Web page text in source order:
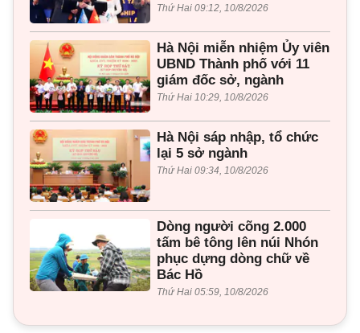
Thứ Hai 09:12, 10/8/2026
Hà Nội miễn nhiệm Ủy viên
UBND Thành phố với 11
giám đốc sở, ngành
Thứ Hai 10:29, 10/8/2026
Hà Nội sáp nhập, tổ chức
lại 5 sở ngành
Thứ Hai 09:34, 10/8/2026
Dòng người cõng 2.000
tấm bê tông lên núi Nhón
phục dựng dòng chữ về
Bác Hồ
Thứ Hai 05:59, 10/8/2026